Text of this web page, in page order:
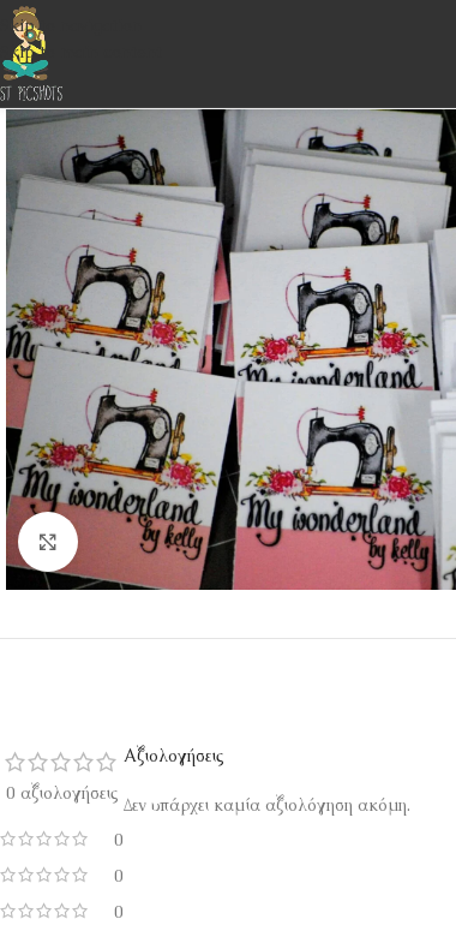
Skip to navigation
Skip to main content
Κάντε κλικ για μεγέθυνση
0 αξιολογήσεις
0
0
0
Αξιολογήσεις
Δεν υπάρχει καμία αξιολόγηση ακόμη.